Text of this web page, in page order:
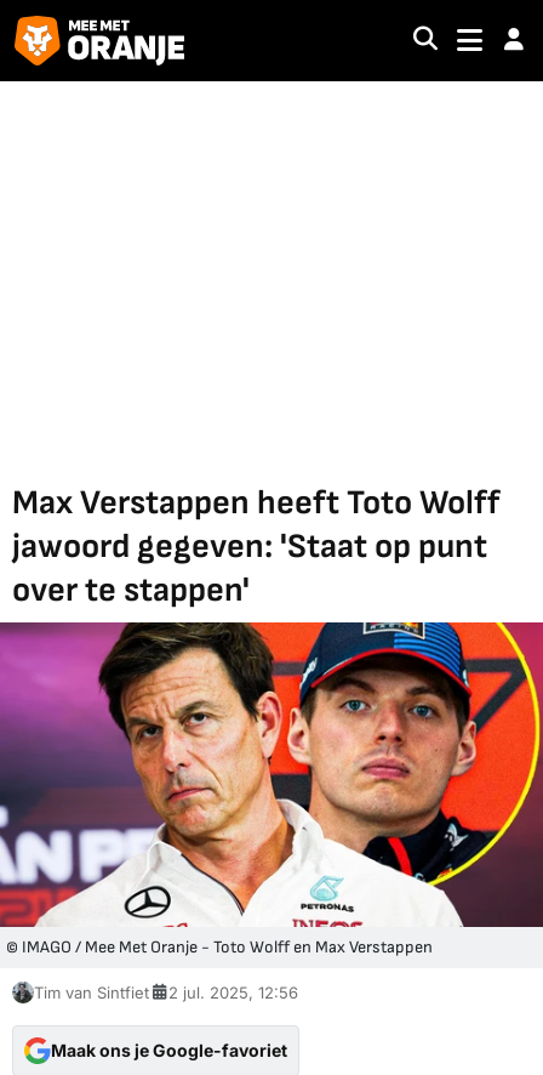
Max Verstappen heeft Toto Wolff
jawoord gegeven: 'Staat op punt
over te stappen'
© IMAGO / Mee Met Oranje - Toto Wolff en Max Verstappen
Tim van Sintfiet 2 jul. 2025, 12:56
Maak ons je Google-favoriet